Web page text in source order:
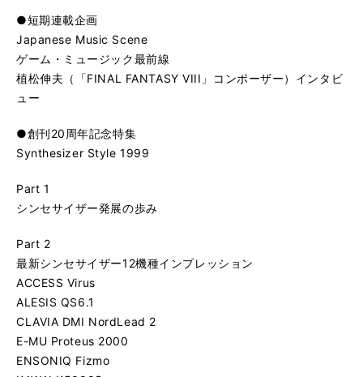
●短期連載企画
Japanese Music Scene
ゲーム・ミュージック最前線
植松伸夫（「FINAL FANTASY VIII」コンポーザー）インタビ
ュー
●創刊20周年記念特集
Synthesizer Style 1999
Part 1
シンセサイザー発展の歩み
Part 2
最新シンセサイザー12機種インプレッション
ACCESS Virus
ALESIS QS6.1
CLAVIA DMI NordLead 2
E-MU Proteus 2000
ENSONIQ Fizmo